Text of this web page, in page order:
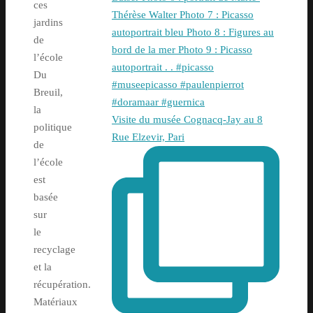
ces
jardins
de
l’école
Du
Breuil,
la
politique
de
l’école
est
basée
sur
le
recyclage
et la
récupération.
Matériaux
Visite du musée Cognacq-Jay au 8
Rue Elzevir, Pari